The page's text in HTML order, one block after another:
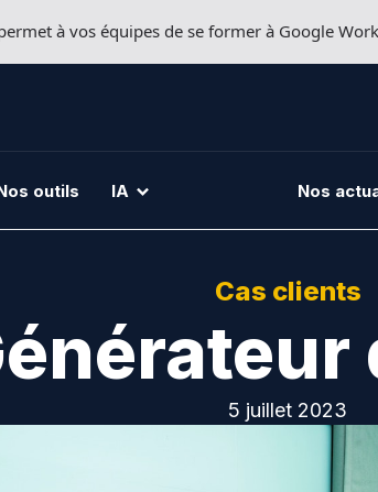
outils IA Nos
Cas clients
5 juillet 2023
à vos équipes de se former à Google